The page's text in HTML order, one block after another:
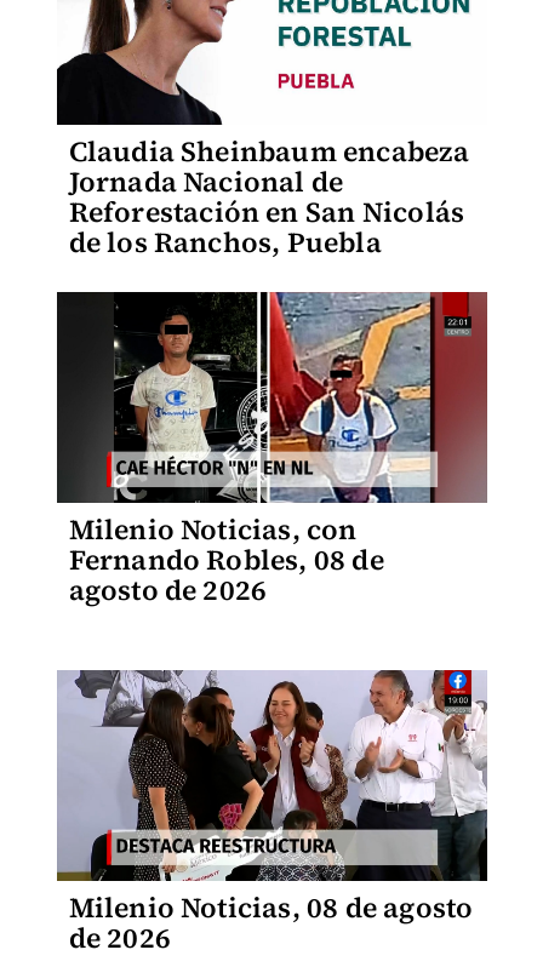
Claudia Sheinbaum encabeza
Jornada Nacional de
Reforestación en San Nicolás
de los Ranchos, Puebla
Milenio Noticias, con
Fernando Robles, 08 de
agosto de 2026
Milenio Noticias, 08 de agosto
de 2026